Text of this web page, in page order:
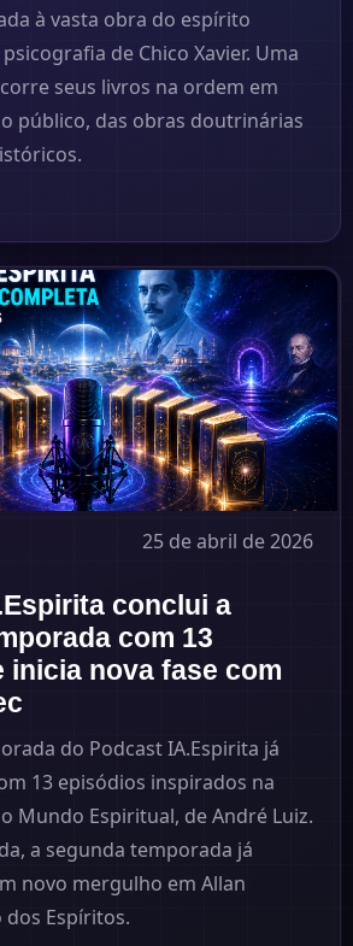
à vasta obra do espírito
de Chico Xavier. Uma
seus livros na ordem em
público, das obras doutrinárias
25 de abril de 2026
conclui a
com 13
inicia nova fase com
do Podcast IA.Espirita já
13 episódios inspirados na
Mundo Espiritual, de André Luiz.
a segunda temporada já
novo mergulho em Allan
dos Espíritos.